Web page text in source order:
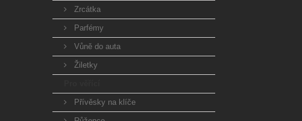
Zrcátka
Parfémy
Vůně do auta
Žiletky
Přívěsky na klíče